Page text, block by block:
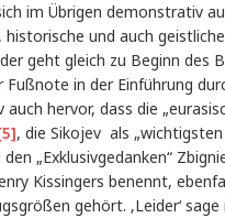
im Übrigen demonstrativ
und auch
geht gleich zu Beginn des
Fußnote in der Einführung
hervor, dass die
, die Sikojev als „wichtigsten
„Exklusivgedanken“
Kissingers benennt,
gehört. ‚Leider‘ sage